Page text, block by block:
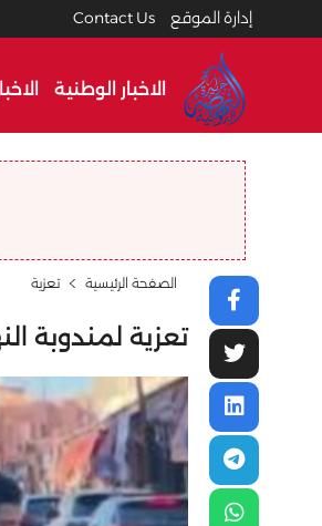
إدارة الموقع Contact Us
الاخبار الوطنية
الصفحة الرئيسية تعزية
تعزية لمندوبة